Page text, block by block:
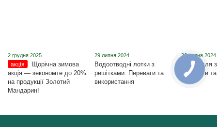
2 грудня 2025
акція
Щорічна зимова
акція ― зекономте до 20%
на продукції Золотий
Мандарин!
29 липня 2024
Водоотводні лотки з
решітками: Переваги та
використання
26 липня 2024
Блоки для
Переваги